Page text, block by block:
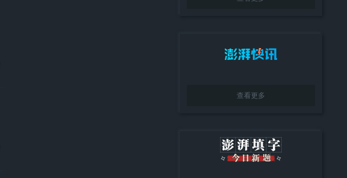
查看更多